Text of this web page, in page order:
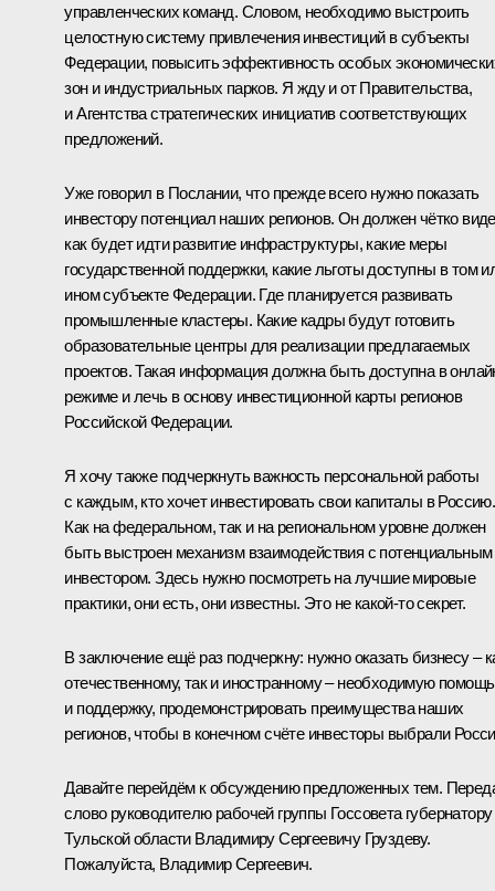
управленческих команд. Словом, необходимо выстроить
целостную систему привлечения инвестиций в субъекты
Федерации, повысить эффективность особых
зон и индустриальных парков. Я жду и от Правительства,
и Агентства стратегических инициатив соответствующих
предложений.
Уже говорил в Послании, что прежде всего нужно показать
инвестору потенциал наших регионов. Он должен чётко
как будет идти развитие инфраструктуры, какие меры
государственной поддержки, какие льготы доступны в том
ином субъекте Федерации. Где планируется развивать
промышленные кластеры. Какие кадры будут готовить
образовательные центры для реализации предлагаемых
проектов. Такая информация должна быть доступна в
режиме и лечь в основу инвестиционной карты регионов
Российской Федерации.
Я хочу также подчеркнуть важность персональной работы
с каждым, кто хочет инвестировать свои капиталы в Россию.
Как на федеральном, так и на региональном уровне должен
быть выстроен механизм взаимодействия с потенциальным
инвестором. Здесь нужно посмотреть на лучшие мировые
практики, они есть, они известны. Это не какой‑то секрет.
В заключение ещё раз подчеркну: нужно оказать бизнесу –
отечественному, так и иностранному – необходимую помощь
и поддержку, продемонстрировать преимущества наших
регионов, чтобы в конечном счёте инвесторы выбрали
Давайте перейдём к обсуждению предложенных тем.
слово руководителю рабочей группы Госсовета губернатору
Тульской области Владимиру Сергеевичу Груздеву.
Пожалуйста, Владимир Сергеевич.